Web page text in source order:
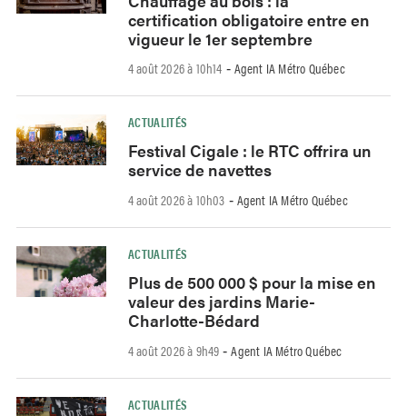
certification obligatoire entre en
vigueur le 1er septembre
4 août 2026 à 10h14 - Agent IA Métro Québec
ACTUALITÉS
Festival Cigale : le RTC offrira un
service de navettes
4 août 2026 à 10h03 - Agent IA Métro Québec
ACTUALITÉS
Plus de 500 000 $ pour la mise en
valeur des jardins Marie-
Charlotte-Bédard
4 août 2026 à 9h49 -Agent IA Métro Québec
ACTUALITÉS